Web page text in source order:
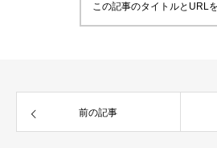
この記事のタイトルとURL
前の記事